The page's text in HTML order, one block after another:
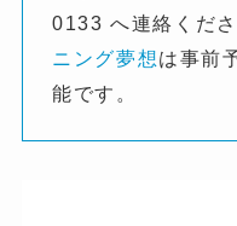
0133 へ連絡くだ
ニング夢想は事前
能です。